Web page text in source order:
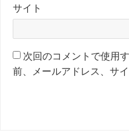
サイト
次回のコメントで使用
前、メールアドレス、サイ